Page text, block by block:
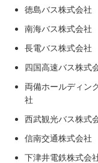
徳島バス株式会社
南海バス株式会社
長電バス株式会社
四国高速バス株式
両備ホールディン
社
西武観光バス株式
信南交通株式会社
下津井電鉄株式会